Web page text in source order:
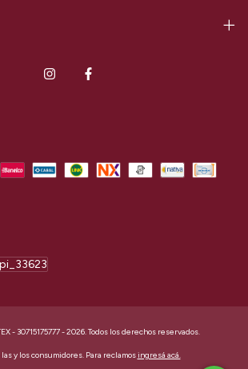
- 30715175777 - 2026. Todos los derechos reservados.
y los consumidores. Para reclamosingresá acá.